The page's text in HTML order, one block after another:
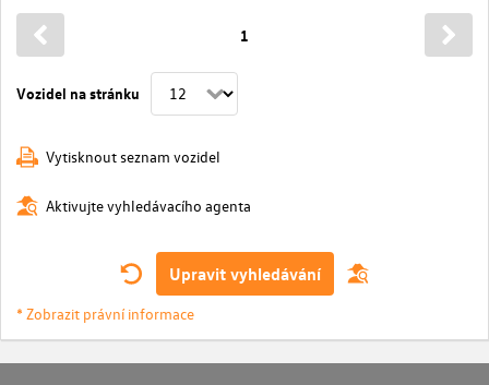
Vozidel na stránku
1
Vytisknout seznam vozidel
Aktivujte vyhledávacího agenta
Upravit vyhledávání
* Zobrazit právní informace